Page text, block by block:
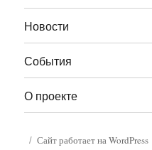
Новости
События
О проекте
Сайт работает на WordPress